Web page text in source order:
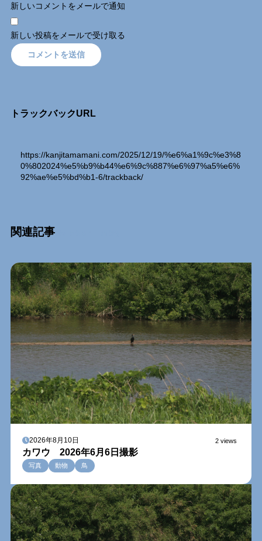
新しいコメントをメールで通知
新しい投稿をメールで受け取る
トラックバックURL
https://kanjitamamani.com/2025/12/19/%e6%a1%9c%e3%8
0%802024%e5%b9%b44%e6%9c%887%e6%97%a5%e6%
92%ae%e5%bd%b1-6/trackback/
関連記事Relation Entry
2026年8月10日 2 views
カワウ 2026年6月6日撮影
写真 動物 鳥